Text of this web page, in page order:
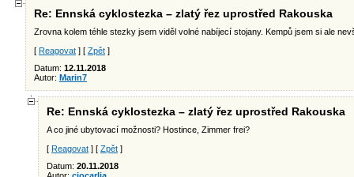
Re: Ennská cyklostezka – zlatý řez uprostřed Rakouska
Zrovna kolem téhle stezky jsem viděl volné nabíjecí stojany. Kempů jsem si ale
[ Reagovat ] [ Zpět ]
Datum: 12.11.2018
Autor: Marin7
Re: Ennská cyklostezka – zlatý řez uprostřed Rakouska
A co jiné ubytovací možnosti? Hostince, Zimmer frei?
[ Reagovat ] [ Zpět ]
Datum: 20.11.2018